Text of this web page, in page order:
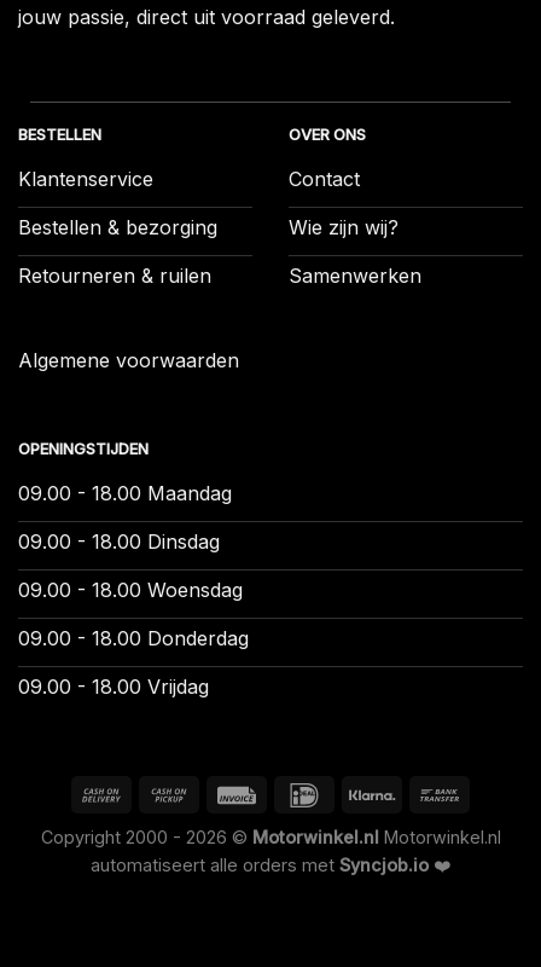
jouw passie, direct uit voorraad geleverd.
BESTELLEN
Klantenservice
Bestellen & bezorging
Retourneren & ruilen
Algemene voorwaarden
OVER ONS
Contact
Wie zijn wij?
Samenwerken
OPENINGSTIJDEN
09.00 - 18.00 Maandag
09.00 - 18.00 Dinsdag
09.00 - 18.00 Woensdag
09.00 - 18.00 Donderdag
09.00 - 18.00 Vrijdag
Copyright 2000 - 2026 © Motorwinkel.nl Motorwinkel.nl
automatiseert alle orders met Syncjob.io ❤️